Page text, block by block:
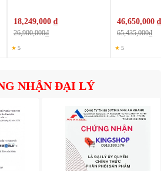
18,249,000 ₫
26,900,000₫
★ 5
46,650,000 ₫
65,435,000₫
★ 5
NHẬN ĐẠI LÝ